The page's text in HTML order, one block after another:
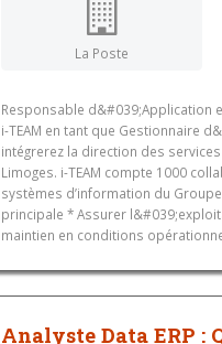
La Poste
Responsable d&#039;Application
i-TEAM en tant que Gestionnaire
intégrerez la direction des
Limoges. i-TEAM compte 1000
systèmes d’information du
principale * Assurer
maintien en conditions
Analyste Data ERP :